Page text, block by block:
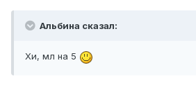
Альбина сказал:
Хи, мл на 5